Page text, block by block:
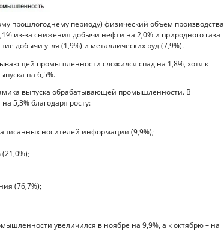
прошлогоднему периоду) физический объем производства
из-за снижения добычи нефти на 2,0% и природного газа
добычи угля (1,9%) и металлических руд (7,9%).
промышленности сложился спад на 1,8%, хотя к
на 6,5%.
выпуска обрабатывающей промышленности. В
5,3% благодаря росту:
носителей информации (9,9%);
(76,7%);
увеличился в ноябре на 9,9%, а к октябрю – на